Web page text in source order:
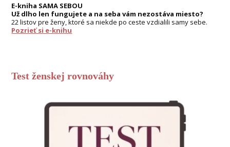
E-kniha SAMA SEBOU
Už dlho len fungujete a na seba vám nezostáva miesto?
22 listov pre ženy, ktoré sa niekde po ceste vzdialili samy sebe.
Pozrieť si e-knihu
Test ženskej rovnováhy